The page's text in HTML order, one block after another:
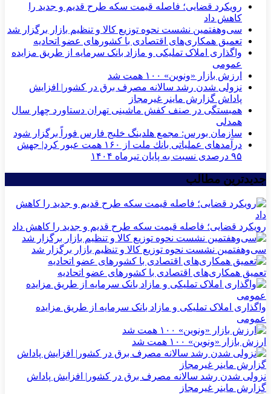
رویکرد قضایی؛ فاصله قیمت سکه طرح قدیم و جدید را
کاهش داد
سی‌و‌هفتمین نشست نحوه توزیع کالا و تنظیم بازار برگزار شد
تعمیق همکاری‌های اقتصادی با کشورهای عضو اتحادیه
واگذاری املاک تملیکی و مازاد بانک سرمایه از طریق مزایده
عمومی
ارزش بازار «ونوین» ۱۰۰ همت شد
نزولی شدن رشد سالانه مصرف برق در کشور| افزایش
پاداش گزارش ماینر غیرمجاز
همبستگی در صنف کفش ماشینی تهران دستاورد چهار سال
همدلی
سازمان بورس: مجمع هلدینگ خلیج فارس فوراً برگزار شود
درآمدهای عملیاتی بانك ملت از ۱۶۰ همت عبور كرد| جهش
۹۵ درصدی نسبت به پایان تیرماه ۱۴۰۴
جدیدترین مطالب
رویکرد قضایی؛ فاصله قیمت سکه طرح قدیم و جدید را کاهش داد
سی‌و‌هفتمین نشست نحوه توزیع کالا و تنظیم بازار برگزار شد
تعمیق همکاری‌های اقتصادی با کشورهای عضو اتحادیه
واگذاری املاک تملیکی و مازاد بانک سرمایه از طریق مزایده
عمومی
ارزش بازار «ونوین» ۱۰۰ همت شد
نزولی شدن رشد سالانه مصرف برق در کشور| افزایش پاداش
گزارش ماینر غیرمجاز